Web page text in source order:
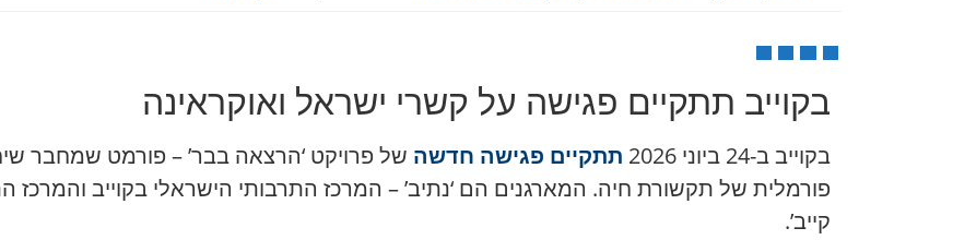
בקוייב תתקיים פגישה על קשרי ישראל ואוקראינה
בקוייב ב-24 ביוני 2026 תתקיים פגישה חדשה של פרויקט ‘הרצאה בבר’ – פורמט שמחבר
פורמלית של תקשורת חיה. המארגנים הם ‘נתיב’ – המרכז התרבותי הישראלי בקוייב והמרכז
קייב’.